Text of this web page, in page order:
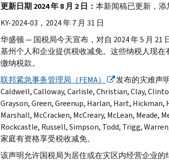
更新日期 2024 年 8 月 2 日： 本新闻稿已更新，添
KY-2024-03，2024 年 7 月 31 日
华盛顿 — 国税局今天宣布，对自 2024 年 5 月
基州个人和企业提供税收减免。这些纳税人现在
缴纳税款。
联邦紧急事务管理局（FEMA） 发布的灾难声
Caldwell, Calloway, Carlisle, Christian, Clay,
Grayson, Green, Greenup, Harlan, Hart,
Marshall, McCracken, McCreary, McLean,
Rockcastle, Russell, Simpson, Todd, Trigg,
家庭有资格享受税收减免。
该声明允许国税局为居住或在灾区内经营企业